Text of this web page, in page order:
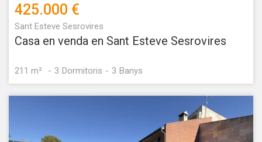
425.000 €
Sant Esteve Sesrovires
Casa en venda en Sant Esteve Sesrovires
211 m² 3 Dormitoris 3 Banys